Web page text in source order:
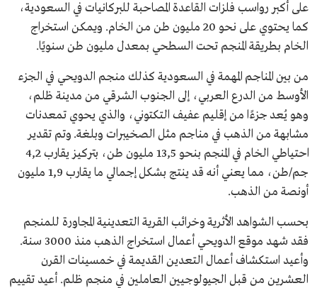
على أكبر رواسب فلزات القاعدة المصاحبة للبركانيات في السعودية،
كما يحتوي على نحو 20 مليون طن من الخام. ويمكن استخراج
الخام بطريقة المنجم تحت السطحي بمعدل مليون طن سنويًا.
من بين المناجم المهمة في السعودية كذلك منجم الدويحي في الجزء
الأوسط من الدرع العربي، إلى الجنوب الشرقي من مدينة ظلم،
وهو يُعد جزءًا من إقليم عفيف التكتوني، والذي يحوي تمعدنات
مشابهة من الذهب في مناجم مثل الصخيبرات وبلغة. وتم تقدير
احتياطي الخام في المنجم بنحو 13,5 مليون طن، بتركيز يقارب 4,2
جم/طن، مما يعني أنه قد ينتج بشكل إجمالي ما يقارب 1,9 مليون
أونصة من الذهب.
بحسب الشواهد الأثرية وخرائب القرية التعدينية المجاورة للمنجم
فقد شهد موقع الدويحي أعمال استخراج الذهب منذ 3000 سنة.
وأعيد استكشاف أعمال التعدين القديمة في خمسينات القرن
العشرين من قبل الجيولوجيين العاملين في منجم ظلم. أعيد تقييم